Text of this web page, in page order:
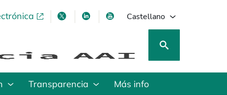
se abre en una pestaña nueva
se abre en una pestaña nueva
se abre en una pestaña nueva
se abre en una pestaña
Castellano
Transparencia Más info